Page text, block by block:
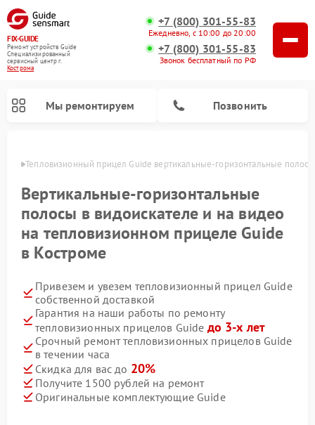
FIX-GUIDE
Ремонт устройств Guide
Специализированный
cервисный центр г.
Кострома
+7 (800) 301-55-83
Ежедневно, с 10:00 до 20:00
+7 (800) 301-55-83
Звонок бесплатный по РФ
Мы ремонтируем Позвонить
Тепловизионный прицел Guide вертикальные-горизонтальные
Вертикальные-горизонтальные
полосы в видоискателе и на видео
на тепловизионном прицеле Guide
в Костроме
Привезем и увезем тепловизионный прицел Guide
собственной доставкой
Гарантия на наши работы по ремонту
тепловизионных прицелов Guide до 3-х лет
Срочный ремонт тепловизионных прицелов Guide
в течении часа
Скидка для вас до 20%
Получите 1500 рублей на ремонт
Оригинальные комплектующие Guide